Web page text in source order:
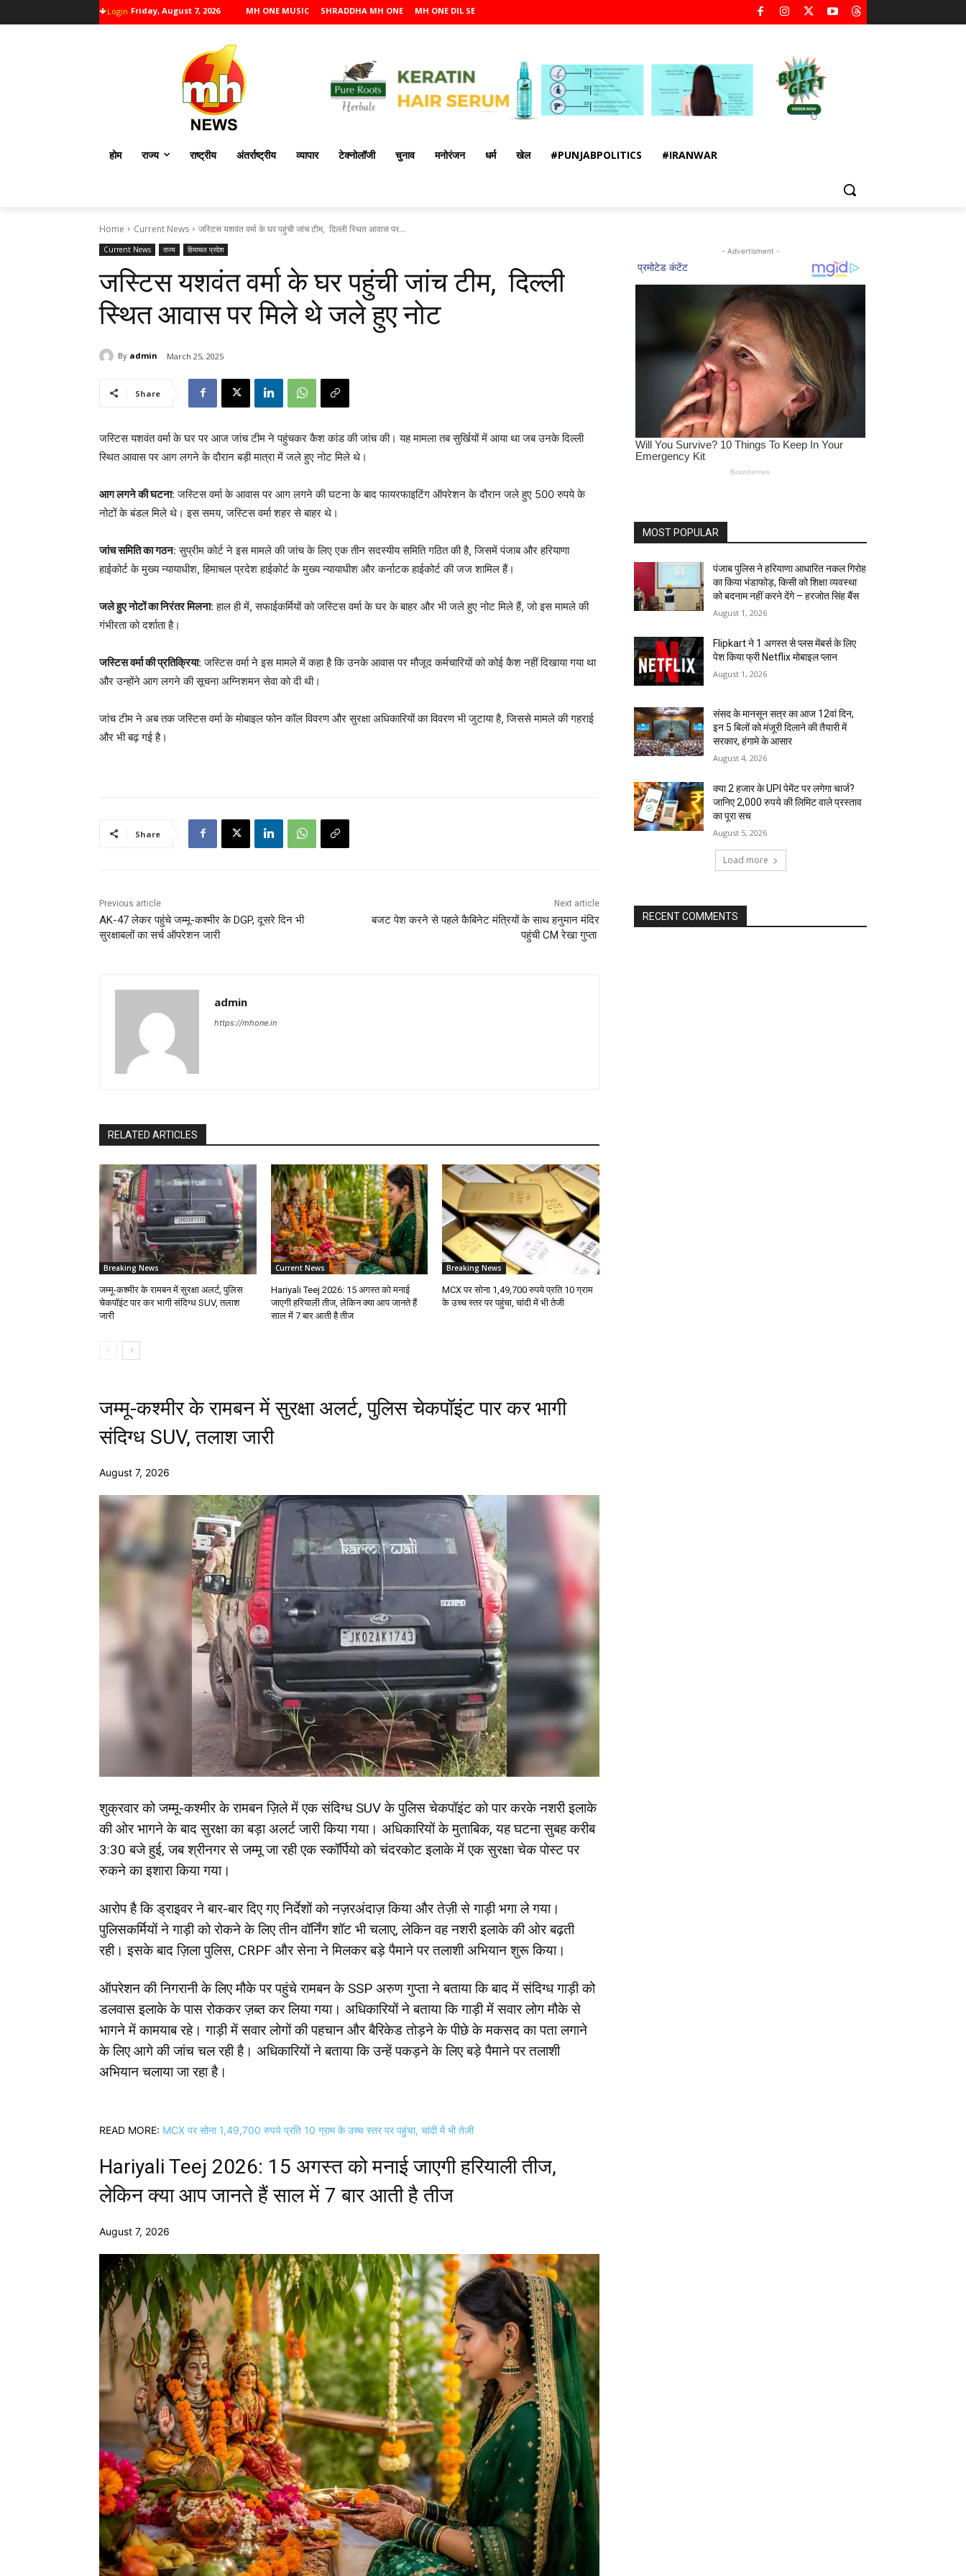
Login Friday, August 7, 2026 MH ONE MUSIC SHRADDHA MH ONE MH ONE DIL SE
होम राज्य राष्ट्रीय अंतर्राष्ट्रीय व्यापार टेक्नोलॉजी चुनाव मनोरंजन धर्म खेल #PUNJABPOLITICS #IRANWAR
Home Current News जस्टिस यशवंत वर्मा के घर पहुंची जांच टीम, दिल्ली स्थित आवास पर...
Current News राज्य हिमाचल प्रदेश
जस्टिस यशवंत वर्मा के घर पहुंची जांच टीम, दिल्ली
स्थित आवास पर मिले थे जले हुए नोट
By admin March 25, 2025
Share
जस्टिस यशवंत वर्मा के घर पर आज जांच टीम ने पहुंचकर कैश कांड की जांच की। यह मामला तब सुर्खियों में आया था जब उनके दिल्ली
स्थित आवास पर आग लगने के दौरान बड़ी मात्रा में जले हुए नोट मिले थे।
आग लगने की घटना: जस्टिस वर्मा के आवास पर आग लगने की घटना के बाद फायरफाइटिंग ऑपरेशन के दौरान जले हुए 500 रुपये के
नोटों के बंडल मिले थे। इस समय, जस्टिस वर्मा शहर से बाहर थे।
जांच समिति का गठन: सुप्रीम कोर्ट ने इस मामले की जांच के लिए एक तीन सदस्यीय समिति गठित की है, जिसमें पंजाब और हरियाणा
हाईकोर्ट के मुख्य न्यायाधीश, हिमाचल प्रदेश हाईकोर्ट के मुख्य न्यायाधीश और कर्नाटक हाईकोर्ट की जज शामिल हैं।
जले हुए नोटों का निरंतर मिलना: हाल ही में, सफाईकर्मियों को जस्टिस वर्मा के घर के बाहर और भी जले हुए नोट मिले हैं, जो इस मामले की
गंभीरता को दर्शाता है।
जस्टिस वर्मा की प्रतिक्रिया: जस्टिस वर्मा ने इस मामले में कहा है कि उनके आवास पर मौजूद कर्मचारियों को कोई कैश नहीं दिखाया गया था
और उन्होंने आग लगने की सूचना अग्निशमन सेवा को दी थी।
जांच टीम ने अब तक जस्टिस वर्मा के मोबाइल फोन कॉल विवरण और सुरक्षा अधिकारियों का विवरण भी जुटाया है, जिससे मामले की गहराई
और भी बढ़ गई है।
Share
Previous article
AK-47 लेकर पहुंचे जम्मू-कश्मीर के DGP, दूसरे दिन भी
सुरक्षाबलों का सर्च ऑपरेशन जारी
Next article
बजट पेश करने से पहले कैबिनेट मंत्रियों के साथ हनुमान मंदिर
पहुंची CM रेखा गुप्ता
admin
https://mhone.in
RELATED ARTICLES
Breaking News
जम्मू-कश्मीर के रामबन में सुरक्षा अलर्ट, पुलिस
चेकपॉइंट पार कर भागी संदिग्ध SUV, तलाश
जारी
Current News
Hariyali Teej 2026: 15 अगस्त को मनाई
जाएगी हरियाली तीज, लेकिन क्या आप जानते हैं
साल में 7 बार आती है तीज
Breaking News
MCX पर सोना 1,49,700 रुपये प्रति 10 ग्राम
के उच्च स्तर पर पहुंचा, चांदी में भी तेजी
जम्मू-कश्मीर के रामबन में सुरक्षा अलर्ट, पुलिस चेकपॉइंट पार कर भागी
संदिग्ध SUV, तलाश जारी
August 7, 2026
शुक्रवार को जम्मू-कश्मीर के रामबन ज़िले में एक संदिग्ध SUV के पुलिस चेकपॉइंट को पार करके नशरी इलाके
की ओर भागने के बाद सुरक्षा का बड़ा अलर्ट जारी किया गया। अधिकारियों के मुताबिक, यह घटना सुबह करीब
3:30 बजे हुई, जब श्रीनगर से जम्मू जा रही एक स्कॉर्पियो को चंदरकोट इलाके में एक सुरक्षा चेक पोस्ट पर
रुकने का इशारा किया गया।
आरोप है कि ड्राइवर ने बार-बार दिए गए निर्देशों को नज़रअंदाज़ किया और तेज़ी से गाड़ी भगा ले गया।
पुलिसकर्मियों ने गाड़ी को रोकने के लिए तीन वॉर्निंग शॉट भी चलाए, लेकिन वह नशरी इलाके की ओर बढ़ती
रही। इसके बाद ज़िला पुलिस, CRPF और सेना ने मिलकर बड़े पैमाने पर तलाशी अभियान शुरू किया।
ऑपरेशन की निगरानी के लिए मौके पर पहुंचे रामबन के SSP अरुण गुप्ता ने बताया कि बाद में संदिग्ध गाड़ी को
डलवास इलाके के पास रोककर ज़ब्त कर लिया गया। अधिकारियों ने बताया कि गाड़ी में सवार लोग मौके से
भागने में कामयाब रहे। गाड़ी में सवार लोगों की पहचान और बैरिकेड तोड़ने के पीछे के मकसद का पता लगाने
के लिए आगे की जांच चल रही है। अधिकारियों ने बताया कि उन्हें पकड़ने के लिए बड़े पैमाने पर तलाशी
अभियान चलाया जा रहा है।
READ MORE: MCX पर सोना 1,49,700 रुपये प्रति 10 ग्राम के उच्च स्तर पर पहुंचा, चांदी में भी तेजी
Hariyali Teej 2026: 15 अगस्त को मनाई जाएगी हरियाली तीज,
लेकिन क्या आप जानते हैं साल में 7 बार आती है तीज
August 7, 2026
- Advertisment -
MOST POPULAR
पंजाब पुलिस ने हरियाणा आधारित नकल गिरोह
का किया भंडाफोड़, किसी को शिक्षा व्यवस्था
को बदनाम नहीं करने देंगे – हरजोत सिंह बैंस
August 1, 2026
Flipkart ने 1 अगस्त से प्लस मेंबर्स के लिए
पेश किया फ्री Netflix मोबाइल प्लान
August 1, 2026
संसद के मानसून सत्र का आज 12वां दिन,
इन 5 बिलों को मंजूरी दिलाने की तैयारी में
सरकार, हंगामे के आसार
August 4, 2026
क्या 2 हजार के UPI पेमेंट पर लगेगा चार्ज?
जानिए 2,000 रुपये की लिमिट वाले प्रस्ताव
का पूरा सच
August 5, 2026
Load more
RECENT COMMENTS